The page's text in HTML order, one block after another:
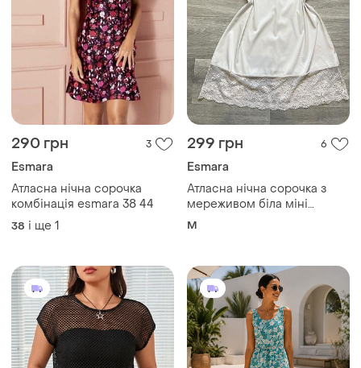
290 грн 3
Esmara
Атласна нічна сорочка
комбінація esmara 38 44
38 і ще 1
299 грн 6
Esmara
Атласна нічна сорочка з
мереживом біла міні
домашня жіноча пеньюар
M